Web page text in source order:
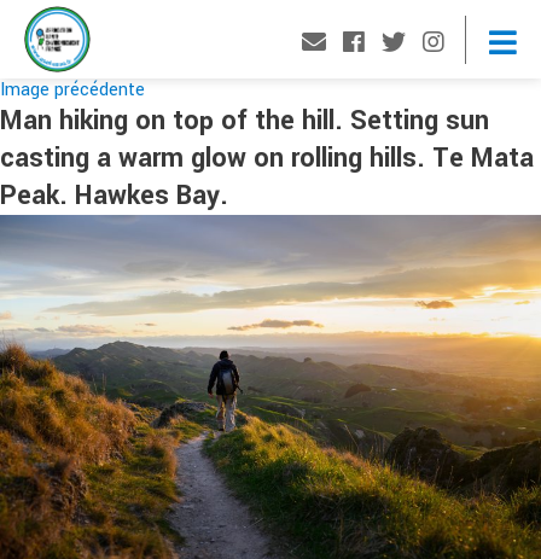
Image précédente
Man hiking on top of the hill. Setting sun
casting a warm glow on rolling hills. Te Mata
Peak. Hawkes Bay.